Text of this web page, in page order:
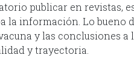
publicar en revistas,
la información. Lo bueno
y las conclusiones
y trayectoria.